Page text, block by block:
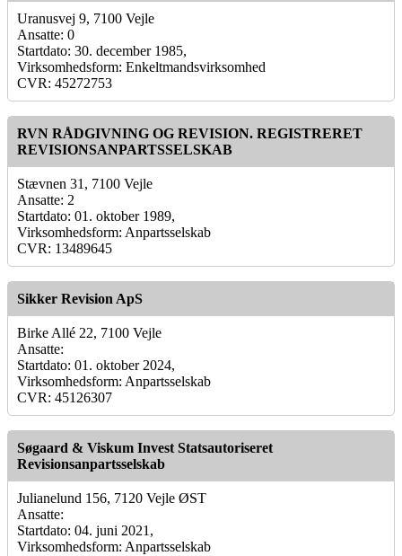
Uranusvej 9, 7100 Vejle
Ansatte: 0
Startdato: 30. december 1985,
Virksomhedsform: Enkeltmandsvirksomhed
CVR: 45272753
RVN RÅDGIVNING OG REVISION. REGISTRERET
REVISIONSANPARTSSELSKAB
Stævnen 31, 7100 Vejle
Ansatte: 2
Startdato: 01. oktober 1989,
Virksomhedsform: Anpartsselskab
CVR: 13489645
Sikker Revision ApS
Birke Allé 22, 7100 Vejle
Ansatte:
Startdato: 01. oktober 2024,
Virksomhedsform: Anpartsselskab
CVR: 45126307
Søgaard & Viskum Invest Statsautoriseret
Revisionsanpartsselskab
Julianelund 156, 7120 Vejle ØST
Ansatte:
Startdato: 04. juni 2021,
Virksomhedsform: Anpartsselskab